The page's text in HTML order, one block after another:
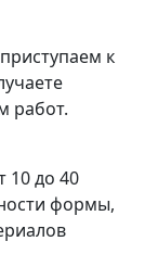
к
работ.
10 до 40
формы,